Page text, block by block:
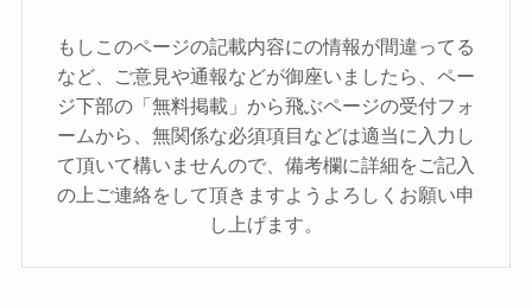
もしこのページの記載内容にの情報が間違ってる
など、ご意見や通報などが御座いましたら、ペー
ジ下部の「無料掲載」から飛ぶページの受付フォ
ームから、無関係な必須項目などは適当に入力し
て頂いて構いませんので、備考欄に詳細をご記入
の上ご連絡をして頂きますようよろしくお願い申
し上げます。